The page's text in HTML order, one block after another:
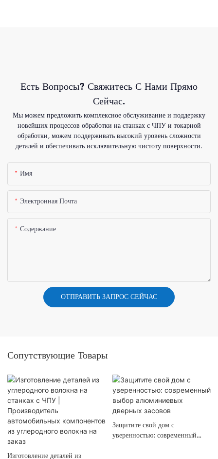
Есть Вопросы? Свяжитесь С Нами Прямо
Сейчас.
Мы можем предложить комплексное обслуживание и поддержку
новейших процессов обработки на станках с ЧПУ и токарной
обработки, можем поддерживать высокий уровень сложности
деталей и обеспечивать исключительную чистоту поверхности.
Имя
Электронная Почта
Содержание
ОТПРАВИТЬ ЗАПРОС СЕЙЧАС
Сопутствующие Товары
Изготовление деталей из
Защитите свой дом с
уверенностью: современный